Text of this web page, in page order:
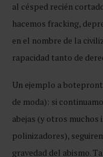
al césped recién
hacemos fracking,
en el nombre de la
rapacidad tanto de
Un ejemplo a
de moda): si
abejas (y otros muchos
polinizadores),
gravedad del abismo.